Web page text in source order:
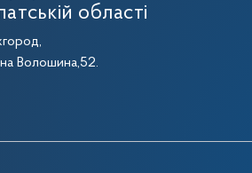
області
Волошина,52.